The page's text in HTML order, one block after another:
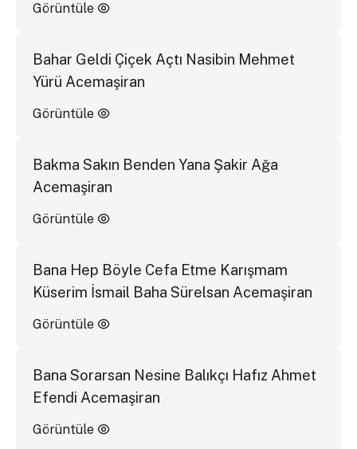
Görüntüle
Bahar Geldi Çiçek Açtı Nasibin Mehmet
Yürü Acemaşiran
Görüntüle
Bakma Sakın Benden Yana Şakir Ağa
Acemaşiran
Görüntüle
Bana Hep Böyle Cefa Etme Karışmam
Küserim İsmail Baha Sürelsan Acemaşiran
Görüntüle
Bana Sorarsan Nesine Balıkçı Hafız Ahmet
Efendi Acemaşiran
Görüntüle